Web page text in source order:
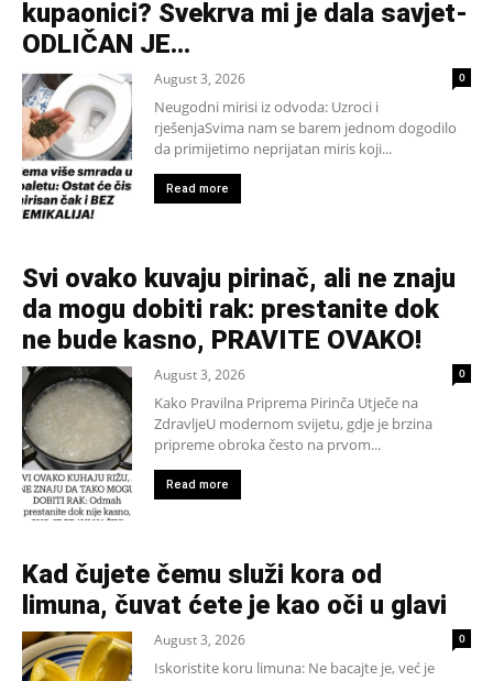
kupaonici? Svekrva mi je dala savjet-
ODLIČAN JE…
August 3, 2026 0
Neugodni mirisi iz odvoda: Uzroci i
rješenjaSvima nam se barem jednom dogodilo
da primijetimo neprijatan miris koji...
Read more
Svi ovako kuvaju pirinač, ali ne znaju
da mogu dobiti rak: prestanite dok
ne bude kasno, PRAVITE OVAKO!
August 3, 2026 0
Kako Pravilna Priprema Pirinča Utječe na
ZdravljeU modernom svijetu, gdje je brzina
pripreme obroka često na prvom...
Read more
Kad čujete čemu služi kora od
limuna, čuvat ćete je kao oči u glavi
August 3, 2026 0
Iskoristite koru limuna: Ne bacajte je, već je